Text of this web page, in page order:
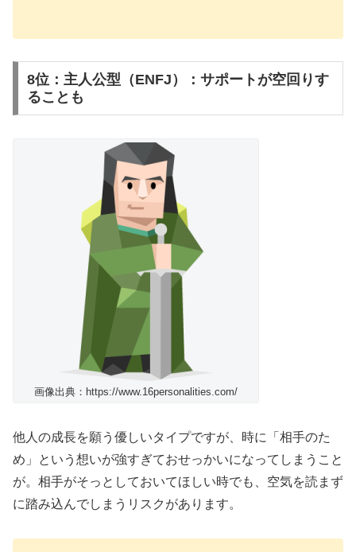
8位：主人公型（ENFJ）：サポートが空回りす
ることも
画像出典：https://www.16personalities.com/
他人の成長を願う優しいタイプですが、時に「相手のた
め」という想いが強すぎておせっかいになってしまうこと
が。相手がそっとしておいてほしい時でも、空気を読まず
に踏み込んでしまうリスクがあります。